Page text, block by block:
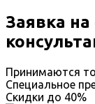
Заявка
Принимаются
Специальное
Скидки до 40%